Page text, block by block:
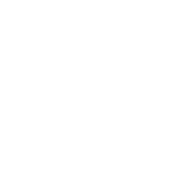
b. Yasâr during
narrates to him:
heard from the
the Prophet